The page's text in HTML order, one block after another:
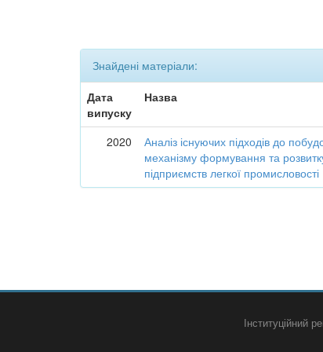
Знайдені матеріали:
Дата
випуску
Назва
2020
Аналіз існуючих підходів до
механізму формування та
підприємств легкої промисловості
Інституційний